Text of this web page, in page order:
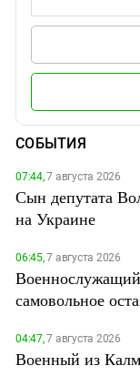
СОБЫТИЯ
07:44,7 августа 2026
Сын депутата
на Украине
06:45,7 августа 2026
самовольное
04:47,7 августа 2026
Военный из